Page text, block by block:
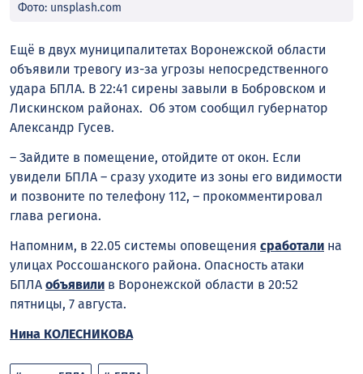
Фото: unsplash.com
Ещё в двух муниципалитетах Воронежской области
объявили тревогу из-за угрозы непосредственного
удара БПЛА. В 22:41 сирены завыли в Бобровском и
Лискинском районах. Об этом сообщил губернатор
Александр Гусев.
– Зайдите в помещение, отойдите от окон. Если
увидели БПЛА – сразу уходите из зоны его видимости
и позвоните по телефону 112, – прокомментировал
глава региона.
Напомним, в 22.05 системы оповещения сработали на
улицах Россошанского района. Опасность атаки
БПЛА объявили в Воронежской области в 20:52
пятницы, 7 августа.
Нина КОЛЕСНИКОВА